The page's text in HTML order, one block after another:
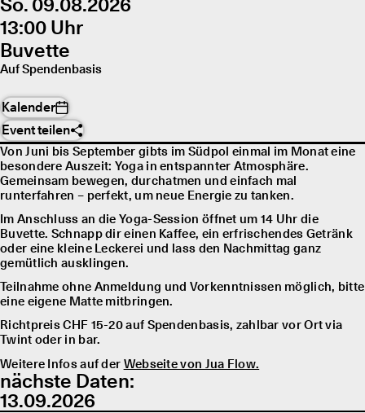
13:00 Uhr
Buvette
Auf Spendenbasis
Kalender
Event teilen
Von Juni bis September gibts im Südpol einmal im Monat eine
besondere Auszeit: Yoga in entspannter Atmosphäre.
Gemeinsam bewegen, durchatmen und einfach mal
runterfahren – perfekt, um neue Energie zu tanken.
Im Anschluss an die Yoga-Session öffnet um 14 Uhr die
Buvette. Schnapp dir einen Kaffee, ein erfrischendes Getränk
oder eine kleine Leckerei und lass den Nachmittag ganz
gemütlich ausklingen.
Teilnahme ohne Anmeldung und Vorkenntnissen möglich, bitte
eine eigene Matte mitbringen.
Richtpreis CHF 15-20 auf Spendenbasis, zahlbar vor Ort via
Twint oder in bar.
Weitere Infos auf der Webseite von Jua Flow.
nächste Daten:
13.09.2026